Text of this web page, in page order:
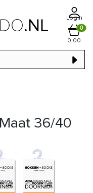
Login
0
0,00
36/40